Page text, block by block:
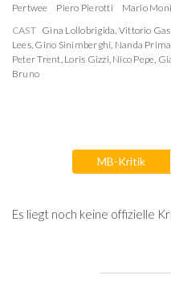
Pertwee
Piero Pierotti
Mario
CAST Gina Lollobrigida, Vittorio
Lees, Gino Sinimberghi, Nanda
Peter Trent, Loris Gizzi, Nico Pepe,
Bruno
MB-Kritik
Es liegt noch keine offizielle